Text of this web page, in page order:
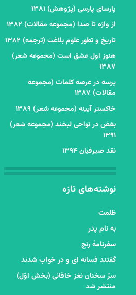
پارسای پارسی (پژوهش) ۱۳۸۱
از واژه تا صدا (مجموعه مقالات) ۱۳۸۲
تاریخ و تطور علوم بلاغت (ترجمه) ۱۳۸۲
هنوز اول عشق است (مجموعه شعر)
۱۳۸۷
پرسه در عرصه کلمات (مجموعه
مقالات) ۱۳۸۷
خاکستر آیینه (مجموعه شعر) ۱۳۸۹
بغض در نواحی لبخند (مجموعه شعر)
۱۳۹۱
نقد صیرفیان ۱۳۹۴
نوشته‌های تازه
ظلمت
به نام پدر
سفرنامۀ رنج
گفتند فسانه ای و در خواب شدند
سرّ سخنان نغز خاقانی (بخش اوّل)
منتشر شد